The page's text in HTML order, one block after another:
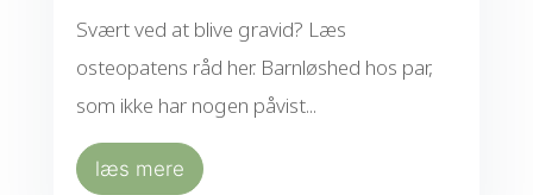
Svært ved at blive gravid? Læs
osteopatens råd her. Barnløshed hos par,
som ikke har nogen påvist...
læs mere